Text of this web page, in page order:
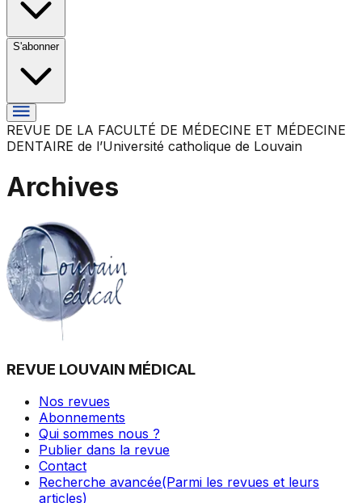
S'abonner
REVUE DE LA FACULTÉ DE MÉDECINE ET MÉDECINE
DENTAIRE de l’Université catholique de Louvain
Archives
REVUE LOUVAIN MÉDICAL
Nos revues
Abonnements
Qui sommes nous ?
Publier dans la revue
Contact
Recherche avancée(Parmi les revues et leurs
articles)